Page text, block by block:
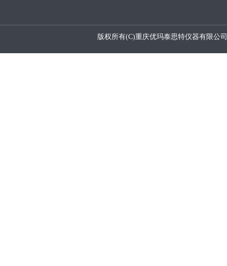
版权所有(C)重庆优玛泰思特仪器有限公